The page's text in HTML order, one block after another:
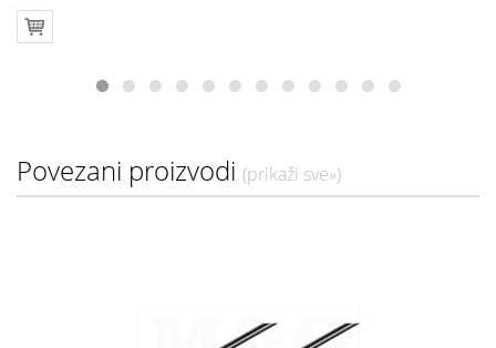
Povezani proizvodi (prikaži sve»)